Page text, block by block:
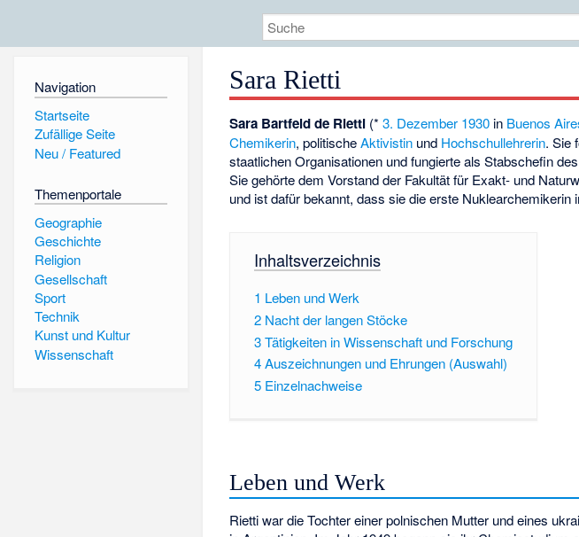
Navigation
Startseite
Zufällige Seite
Neu / Featured
Themenportale
Geographie
Geschichte
Religion
Gesellschaft
Sport
Technik
Kunst und Kultur
Wissenschaft
Sara Rietti
Sara Bartfeld de Rietti (*3. Dezember 1930 in Buenos
Chemikerin, politischeAktivistin und Hochschullehrerin. Sie
staatlichen Organisationen und fungierte als Stabschefin
Sie gehörte dem Vorstand der Fakultät für Exakt- und
und ist dafür bekannt, dass sie die erste Nuklearchemikerin
Inhaltsverzeichnis
1 Leben und Werk
2 Nacht der langen Stöcke
3Tätigkeiten in Wissenschaft und Forschung
4Auszeichnungen und Ehrungen (Auswahl)
5 Einzelnachweise
Leben und Werk
Rietti war die Tochter einer polnischen Mutter und eines